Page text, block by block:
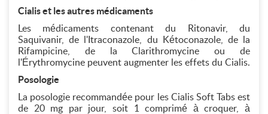
Cialis et les autres médicaments
Les médicaments contenant du Ritonavir, du
Saquivanir, de l'Itraconazole, du Kétoconazole, de la
Rifampicine, de la Clarithromycine ou de
l'Érythromycine peuvent augmenter les effets du Cialis.
Posologie
La posologie recommandée pour les Cialis Soft Tabs est
de 20 mg par jour, soit 1 comprimé à croquer, à